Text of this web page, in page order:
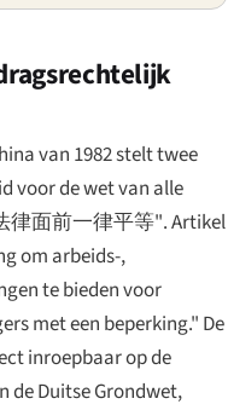
van 1982 stelt twee
voor de wet van alle
律面前一律平等". Artikel
om arbeids-,
te bieden voor
met een beperking." De
inroepbaar op de
de Duitse Grondwet,